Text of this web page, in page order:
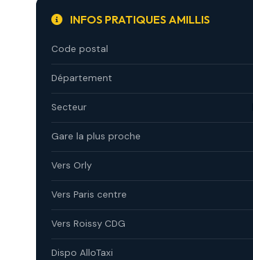
INFOS PRATIQUES AMILLIS
Code postal
Département
Secteur
Gare la plus proche
Vers Orly
Vers Paris centre
Vers Roissy CDG
Dispo AlloTaxi